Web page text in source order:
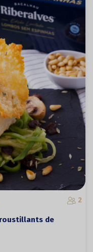
2
de